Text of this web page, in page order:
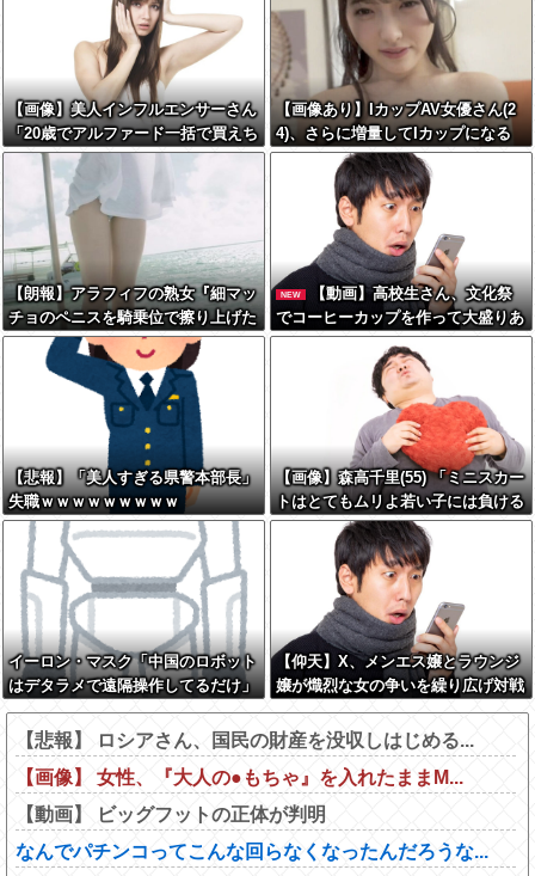
【画像】美人インフルエンサーさん
「20歳でアルファード一括で買えち
ゃう私って素敵」←これってガチな
ん？それともネタなん？w w w w w
w w w w
【画像あり】IカップAV女優さん(2
4)、さらに増量してIカップになる
【朗報】アラフィフの熟女『細マッ
チョのペニスを騎乗位で擦り上げた
い』
NEW
【動画】高校生さん、文化祭
でコーヒーカップを作って大盛りあ
がり←なんかどっかで見たことある
【悲報】「美人すぎる県警本部長」
失職ｗｗｗｗｗｗｗｗｗ
【画像】森高千里(55) 「ミニスカー
トはとてもムリよ若い子には負ける
わ」←ワイらにはブッ刺さりまくっ
てしまうw w w w w w
イーロン・マスク「中国のロボット
はデタラメで遠隔操作してるだけ」
【仰天】X、メンエス嬢とラウンジ
嬢が熾烈な女の争いを繰り広げ対戦
型になってしまうw w w w w w w
w
【悲報】 ロシアさん、国民の財産を没収しはじめる...
【画像】 女性、『大人の●もちゃ』を入れたままM...
【動画】 ビッグフットの正体が判明
なんでパチンコってこんな回らなくなったんだろうな...